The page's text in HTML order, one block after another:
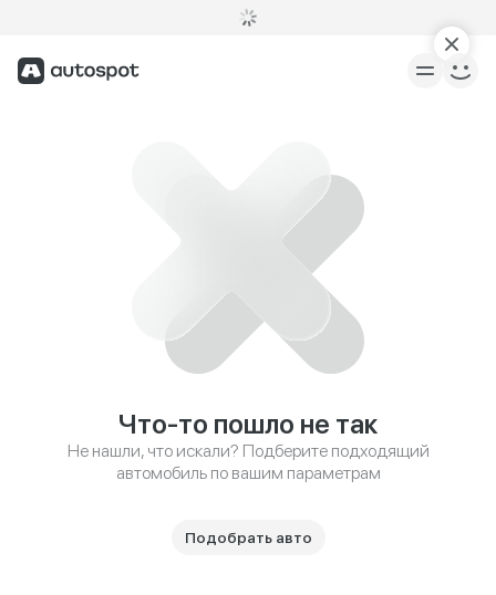
Что-то пошло не так
Не нашли, что искали? Подберите подходящий
автомобиль по вашим параметрам
Подобрать авто